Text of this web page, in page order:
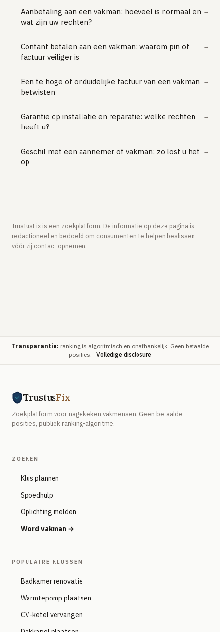
Aanbetaling aan een vakman: hoeveel is normaal en
wat zijn uw rechten?
→
Contant betalen aan een vakman: waarom pin of
factuur veiliger is
→
Een te hoge of onduidelijke factuur van een vakman
betwisten
→
Garantie op installatie en reparatie: welke rechten
heeft u?
→
Geschil met een aannemer of vakman: zo lost u het
op
→
TrustusFix is een zoekplatform. De informatie op deze pagina is
redactioneel en bedoeld om consumenten te helpen beslissen
vóór zij contact opnemen.
Transparantie: ranking is algoritmisch en onafhankelijk. Geen betaalde
posities. · Volledige disclosure
TrustusFix
Zoekplatform voor nagekeken vakmensen. Geen betaalde
posities, publiek ranking-algoritme.
ZOEKEN
Klus plannen
Spoedhulp
Oplichting melden
Word vakman →
POPULAIRE KLUSSEN
Badkamer renovatie
Warmtepomp plaatsen
CV-ketel vervangen